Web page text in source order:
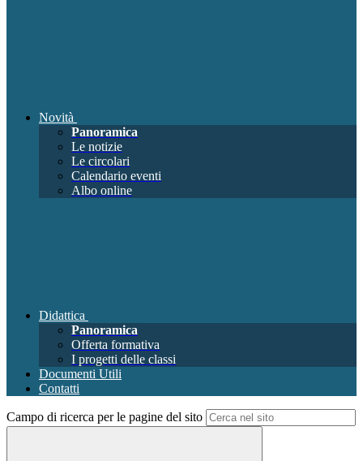
Novità
Panoramica
Le notizie
Le circolari
Calendario eventi
Albo online
Didattica
Panoramica
Offerta formativa
I progetti delle classi
Documenti Utili
Contatti
Campo di ricerca per le pagine del sito